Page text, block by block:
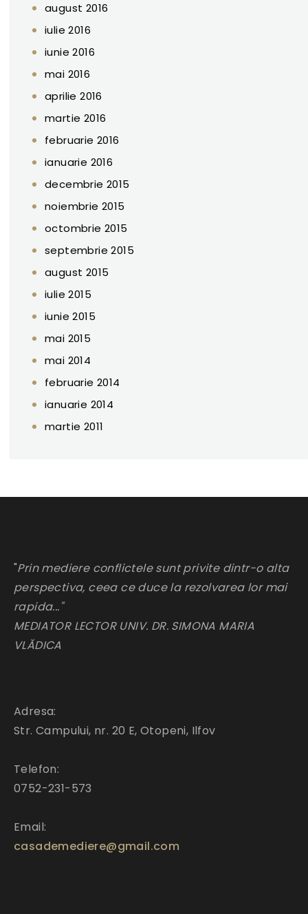
august 2016
iulie 2016
iunie 2016
mai 2016
aprilie 2016
martie 2016
februarie 2016
ianuarie 2016
decembrie 2015
noiembrie 2015
octombrie 2015
septembrie 2015
august 2015
iulie 2015
iunie 2015
mai 2015
mai 2014
februarie 2014
ianuarie 2014
martie 2011
"Prin mediere conflictele sunt privite dintr-o alta
perspectiva, ceea ce duce la rezolvarea lor mai
rapida..."
MEDIATOR LECTOR UNIV. DR. SIMONA MARIA
VLĂDICA
Adresa:
Str. Campului, nr. 20 E, Otopeni, Ilfov
Telefon:
0752-231-573
Email:
casademediere@gmail.com